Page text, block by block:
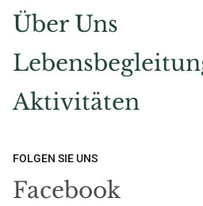
Über Uns
Aktivitäten
FOLGEN SIE UNS
Facebook